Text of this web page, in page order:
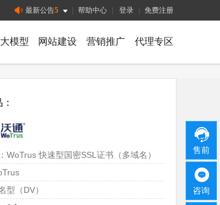
售前
咨询
登录 免费注册
最新公告5 帮助中心
代理专区
营销推广
网站建设
模型
WoTrus 快速型国密SSL证书（多域名）
型（DV）